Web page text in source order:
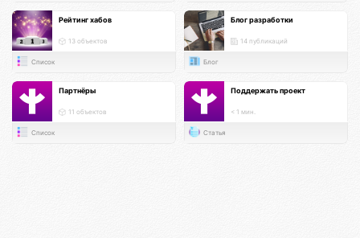
Рейтинг хабов
13 объектов
Список
Блог разработки
14 публикаций
Блог
Партнёры
11 объектов
Список
Поддержать проект
< 1 мин.
Статья